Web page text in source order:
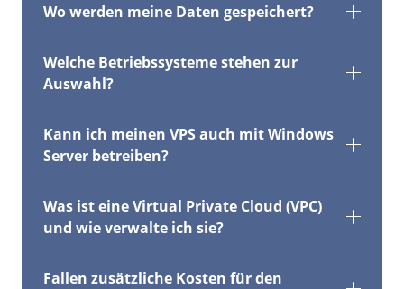
Wo werden meine Daten gespeichert?
Welche Betriebssysteme stehen zur
Auswahl?
Kann ich meinen VPS auch mit Windows
Server betreiben?
Was ist eine Virtual Private Cloud (VPC)
und wie verwalte ich sie?
Fallen zusätzliche Kosten für den